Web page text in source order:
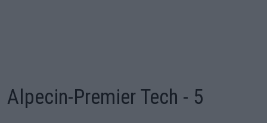
Alpecin-Premier Tech - 5